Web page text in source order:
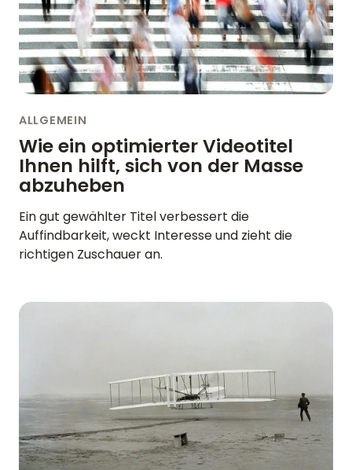
BLOG
ENGLISHGERMANFRENCHSPANISHDUTCHITALIANPORTUGUESE
ALLGEMEIN
Wie ein optimierter Videotitel
Ihnen hilft, sich von der Masse
abzuheben
Ein gut gewählter Titel verbessert die
Auffindbarkeit, weckt Interesse und zieht die
richtigen Zuschauer an.